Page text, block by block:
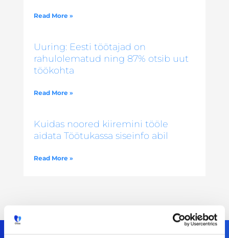
Read More »
Uuring: Eesti töötajad on
rahulolematud ning 87% otsib uut
töökohta
Read More »
Kuidas noored kiiremini tööle
aidata Töötukassa siseinfo abil
Read More »